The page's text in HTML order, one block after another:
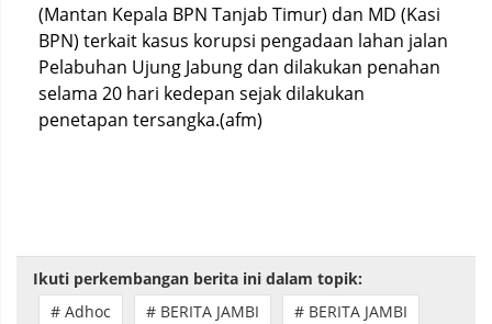
(Mantan Kepala BPN Tanjab Timur) dan MD (Kasi
BPN) terkait kasus korupsi pengadaan lahan jalan
Pelabuhan Ujung Jabung dan dilakukan penahan
selama 20 hari kedepan sejak dilakukan
penetapan tersangka.(afm)
Ikuti perkembangan berita ini dalam topik:
# Adhoc
# BERITA JAMBI # BERITA JAMBI